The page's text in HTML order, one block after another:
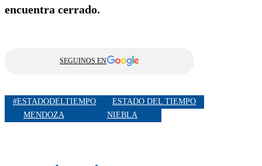
encuentra cerrado.
SEGUINOS EN
#ESTADODELTIEMPO
ESTADO DEL TIEMPO
MENDOZA
NIEBLA